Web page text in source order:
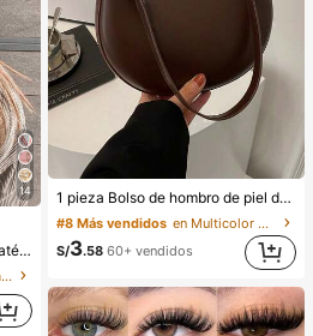
14
1 pieza Pañuelo cuadrado de satén estampado en rosa claro para mujer, pañuelo de cabeza de moda para exterior para la temporada de primavera/verano, estilo de chica francesa
en Plantas Bufandas y accesorios de bufanda para m
1 pieza Bolso de hombro de piel de PU en forma de media luna de color café, bolso minimalista de unicolor de moda para mujer, estilo de otoño/invierno, bolso de hombro de unicolor minimalista, bolso de hombro de mujer en forma de media luna de color café, regalo de Navidad, Año Nuevo, regalo festivo
#8 Más vendidos
en Multicolor Bolsos De Hombro De Mujer
S/3.58 60+ vendidos